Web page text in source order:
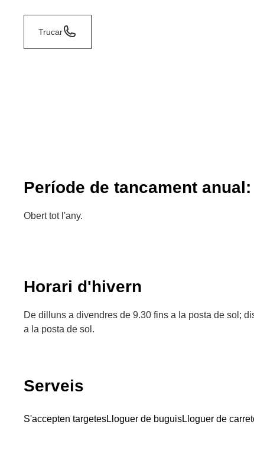
Trucar
Període de tancament anual:
Obert tot l'any.
Horari d'hivern
De dilluns a divendres de 9.30 fins a la posta de sol;
a la posta de sol.
Serveis
S'accepten targetesLloguer de buguisLloguer de